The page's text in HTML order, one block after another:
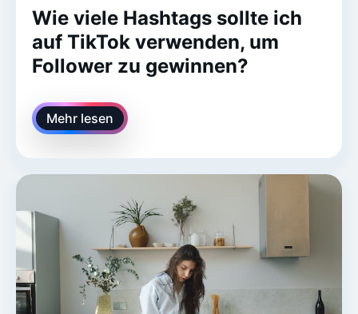
Wie viele Hashtags sollte ich
auf TikTok verwenden, um
Follower zu gewinnen?
Mehr lesen